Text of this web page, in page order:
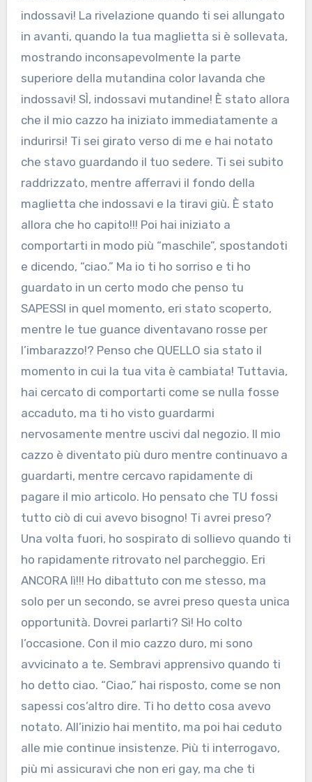
indossavi! La rivelazione quando ti sei allungato
in avanti, quando la tua maglietta si è sollevata,
mostrando inconsapevolmente la parte
superiore della mutandina color lavanda che
indossavi! SÌ, indossavi mutandine! È stato allora
che il mio cazzo ha iniziato immediatamente a
indurirsi! Ti sei girato verso di me e hai notato
che stavo guardando il tuo sedere. Ti sei subito
raddrizzato, mentre afferravi il fondo della
maglietta che indossavi e la tiravi giù. È stato
allora che ho capito!!! Poi hai iniziato a
comportarti in modo più “maschile”, spostandoti
e dicendo, “ciao.” Ma io ti ho sorriso e ti ho
guardato in un certo modo che penso tu
SAPESSI in quel momento, eri stato scoperto,
mentre le tue guance diventavano rosse per
l’imbarazzo!? Penso che QUELLO sia stato il
momento in cui la tua vita è cambiata! Tuttavia,
hai cercato di comportarti come se nulla fosse
accaduto, ma ti ho visto guardarmi
nervosamente mentre uscivi dal negozio. Il mio
cazzo è diventato più duro mentre continuavo a
guardarti, mentre cercavo rapidamente di
pagare il mio articolo. Ho pensato che TU fossi
tutto ciò di cui avevo bisogno! Ti avrei preso?
Una volta fuori, ho sospirato di sollievo quando ti
ho rapidamente ritrovato nel parcheggio. Eri
ANCORA lì!!! Ho dibattuto con me stesso, ma
solo per un secondo, se avrei preso questa unica
opportunità. Dovrei parlarti? Sì! Ho colto
l’occasione. Con il mio cazzo duro, mi sono
avvicinato a te. Sembravi apprensivo quando ti
ho detto ciao. “Ciao,” hai risposto, come se non
sapessi cos’altro dire. Ti ho detto cosa avevo
notato. All’inizio hai mentito, ma poi hai ceduto
alle mie continue insistenze. Più ti interrogavo,
più mi assicuravi che non eri gay, ma che ti